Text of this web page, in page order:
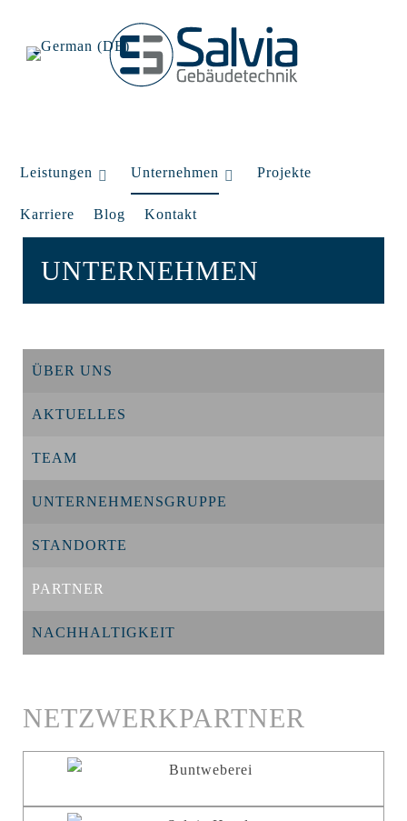
Leistungen Unternehmen Projekte
Karriere Blog Kontakt
UNTERNEHMEN
ÜBER UNS
AKTUELLES
TEAM
UNTERNEHMENSGRUPPE
STANDORTE
PARTNER
NACHHALTIGKEIT
NETZWERKPARTNER